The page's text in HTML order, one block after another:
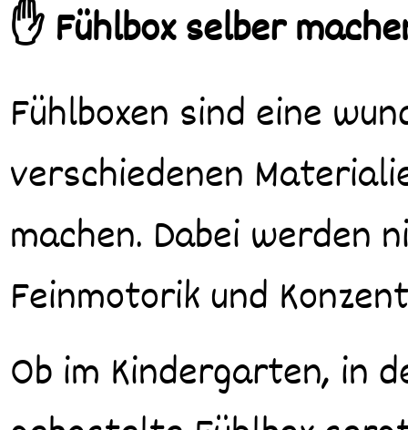
✋ Fühlbox selber
Fühlboxen sind eine
verschiedenen
machen. Dabei werden
Feinmotorik und
Ob im Kindergarten, in